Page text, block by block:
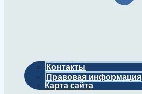
Контакты
Правовая информация
Карта сайта